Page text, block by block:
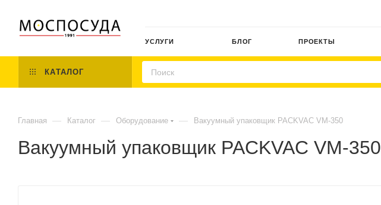
УСЛУГИ БЛОГ ПРОЕКТЫ
КАТАЛОГ
Главная — Каталог — Оборудование — Вакуумный упаковщик PACKVAC VM-350
Вакуумный упаковщик PACKVAC VM-350